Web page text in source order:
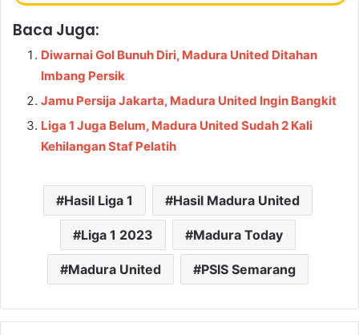
Baca Juga:
Diwarnai Gol Bunuh Diri, Madura United Ditahan
Imbang Persik
Jamu Persija Jakarta, Madura United Ingin Bangkit
Liga 1 Juga Belum, Madura United Sudah 2 Kali
Kehilangan Staf Pelatih
Hasil Liga 1 Hasil Madura United
Liga 1 2023 Madura Today
Madura United PSIS Semarang